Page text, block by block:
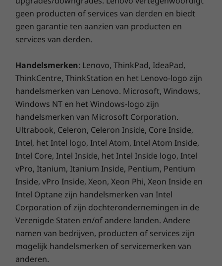
Uitgebreide ondersteuning door
echte mensen. Echt snel.
Premium Care is de zorgeloze oplossing voor
al je behoeften op het gebied van technische
ondersteuning. Breid je standaardgarantie uit,
zodat je direct vooraan in de rij staat bij onze
klantenservice en het meeste uit je nieuwe
geen producten of services van derden en biedt
geen garantie ten aanzien van producten en
services van derden.
Handelsmerken: Lenovo, ThinkPad, IdeaPad,
ThinkCentre, ThinkStation en het Lenovo-logo zijn
handelsmerken van Lenovo. Microsoft, Windows,
Windows NT en het Windows-logo zijn
handelsmerken van Microsoft Corporation.
Ultrabook, Celeron, Celeron Inside, Core Inside,
Intel, het Intel logo, Intel Atom, Intel Atom Inside,
Intel Core, Intel Inside, het Intel Inside logo, Intel
vPro, Itanium, Itanium Inside, Pentium, Pentium
Inside, vPro Inside, Xeon, Xeon Phi, Xeon Inside en
Intel Optane zijn handelsmerken van Intel
Corporation of zijn dochterondernemingen in de
Verenigde Staten en/of andere landen. Andere
namen van bedrijven, producten of services zijn
mogelijk handelsmerken of servicemerken van
anderen.